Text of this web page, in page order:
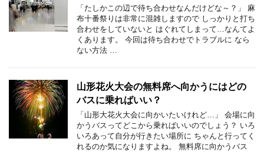
「たしかこの辺で待ち合わせなんだけどな～？」 麻
布十番祭りは非常に混雑しますので しっかりと打ち
合わせをしていないと はぐれてしまって…なんてよ
くあります。 今回は待ち合わせでトラブルに なら
ない方法 …
山形花火大会の無料席へ向かうにはどの
バスに乗ればいい？
「山形大花火大会に向かいたいけれど…」 会場に向
かうバスってどこから乗ればいいのでしょう？ いろ
いろあって自分が行きたい場所に ちゃんと行ってく
れるのか気になりますよね。 無料席に向かうバス